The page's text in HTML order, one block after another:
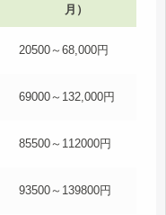
月）
20500～68,000円
69000～132,000円
85500～112000円
93500～139800円